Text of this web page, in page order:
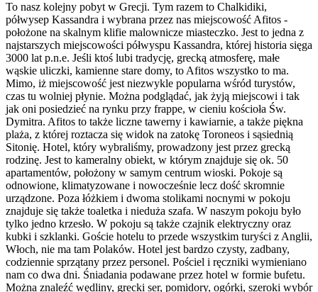
To nasz kolejny pobyt w Grecji. Tym razem to Chalkidiki,
półwysep Kassandra i wybrana przez nas miejscowość Afitos -
położone na skalnym klifie malownicze miasteczko. Jest to jedna z
najstarszych miejscowości półwyspu Kassandra, której historia sięga
3000 lat p.n.e. Jeśli ktoś lubi tradycję, grecką atmosferę, małe
wąskie uliczki, kamienne stare domy, to Afitos wszystko to ma.
Mimo, iż miejscowość jest niezwykle popularna wśród turystów,
czas tu wolniej płynie. Można podglądać, jak żyją miejscowi i tak
jak oni posiedzieć na rynku przy frappe, w cieniu kościoła Św.
Dymitra. Afitos to także liczne tawerny i kawiarnie, a także piękna
plaża, z której roztacza się widok na zatokę Toroneos i sąsiednią
Sitonię. Hotel, który wybraliśmy, prowadzony jest przez grecką
rodzinę. Jest to kameralny obiekt, w którym znajduje się ok. 50
apartamentów, położony w samym centrum wioski. Pokoje są
odnowione, klimatyzowane i nowocześnie lecz dość skromnie
urządzone. Poza łóżkiem i dwoma stolikami nocnymi w pokoju
znajduje się także toaletka i nieduża szafa. W naszym pokoju było
tylko jedno krzesło. W pokoju są także czajnik elektryczny oraz
kubki i szklanki. Goście hotelu to przede wszystkim turyści z Anglii,
Włoch, nie ma tam Polaków. Hotel jest bardzo czysty, zadbany,
codziennie sprzątany przez personel. Pościel i ręczniki wymieniano
nam co dwa dni. Śniadania podawane przez hotel w formie bufetu.
Można znaleźć wędliny, grecki ser, pomidory, ogórki, szeroki wybór